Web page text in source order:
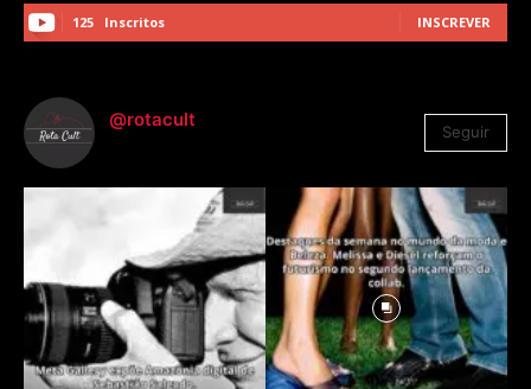
125 Inscritos INSCREVER
@rotacult
Seguir